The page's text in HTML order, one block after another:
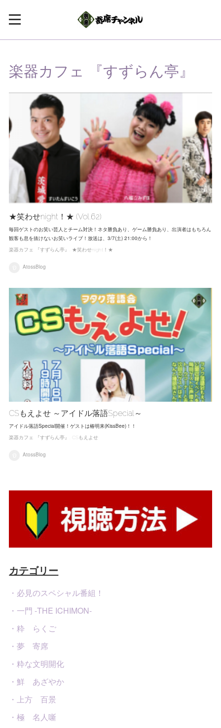
楽器カフェ 『すずらん亭』
★笑わせnight！★ (Vol.62)
毎回ゲストのお笑い芸人とチーム対決！ネタ勝負あり、ゲーム勝負あり、出演者はもちろん
観客も息を抜けないお笑いライブ！放送は、3/7(土) 21:00から！
楽器カフェ 『すずらん亭』 ★笑わせnight！★
AtossBlog
CSもえよせ ～アイドル落語Special～
アイドル落語Special開催！ゲストは椿明来(KissBee)！！
楽器カフェ 『すずらん亭』 CSもえよせ
AtossBlog
カテゴリー
・必見のスペシャル番組！
・一門 -THE ICHIMON-
・粋 らくご
・夢 寄席
・粋な文明開化
・鮮 あざやか
・上方 百景
・極 名人噺